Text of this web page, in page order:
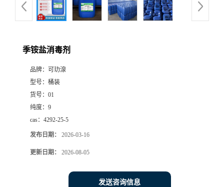
季铵盐消毒剂
品牌：
可玏湶
型号： 桶装
货号： 01
纯度： 9
cas： 4292-25-5
发布日期： 2026-03-16
更新日期： 2026-08-05
发送咨询信息